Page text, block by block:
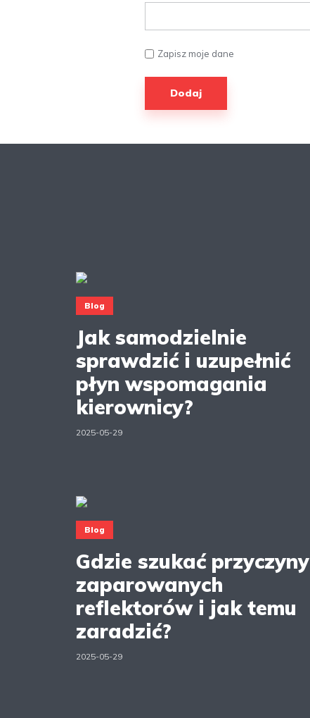
Zapisz moje dane
Blog
Jak samodzielnie
sprawdzić i uzupełnić
płyn wspomagania
kierownicy?
2025-05-29
Blog
Gdzie szukać przyczyny
zaparowanych
reflektorów i jak temu
zaradzić?
2025-05-29